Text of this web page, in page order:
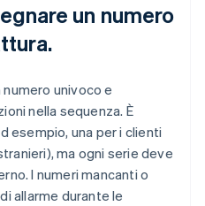
un numero
univoco e
nella sequenza. È
esempio, una per i clienti
ma ogni serie deve
I numeri mancanti o
allarme durante le